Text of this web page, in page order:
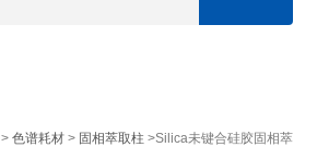
>色谱耗材 > 固相萃取柱 >Silica未键合硅胶固相萃